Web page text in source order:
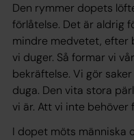
Den rymmer dopets
förlåtelse. Det är aldrig
mindre medvetet, efter
vi duger. Så formar vi
bekräftelse. Vi gör
duga. Den vita stora
vi är. Att vi inte behöver
I dopet möts människa